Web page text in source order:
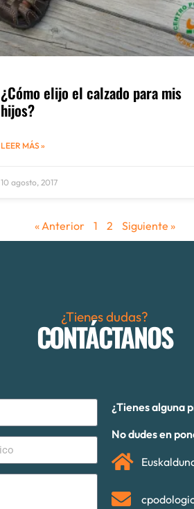
¿Cómo elijo el calzado para mis
hijos?
LEER MÁS »
10 agosto, 2017
« Anterior 1 2 Siguiente »
¿Tienes dudas?
CONTÁCTANOS
¿Tienes alguna
No dudes en